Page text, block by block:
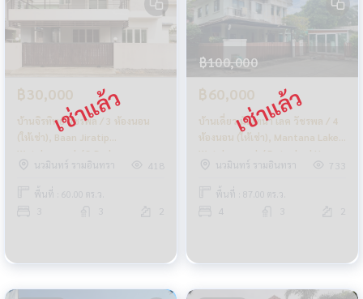
฿30,000
บ้านจิรทิพย์ วัชรพล / 3 ห้องนอน
(ให้เช่า), Baan Jiratip
Watcharapol / 3 Bedrooms
(FOR RENT) FEW225
นวมินทร์ รามอินทรา 418
พื้นที่ : 60.00 ตร.ว.
฿100,000
฿60,000
บ้านเดี่ยว มัณฑนา เลค วัชรพล / 4
ห้องนอน (ให้เช่า), Mantana Lake
Watcharapol / Detached House
4 Bedrooms (FOR RENT)
FEW008
นวมินทร์ รามอินทรา 733
พื้นที่ : 87.00 ตร.ว.
4